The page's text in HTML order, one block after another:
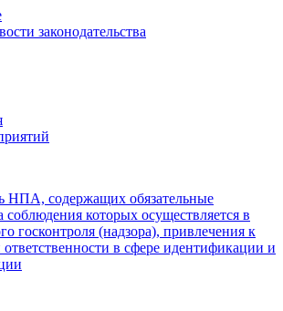
законодательства
НПА, содержащих обязательные
соблюдения которых осуществляется в
госконтроля (надзора), привлечения к
в сфере идентификации и